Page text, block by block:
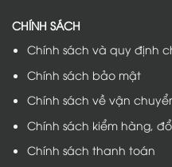
CHÍNH SÁCH
Chính sách và quy định
Chính sách bảo mật
Chính sách về vận
Chính sách kiểm hàng,
Chính sách thanh toán